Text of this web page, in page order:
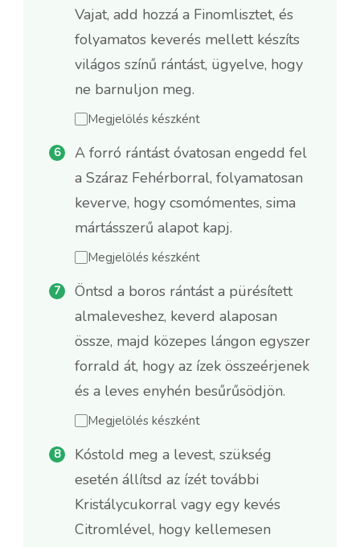
Vajat, add hozzá a Finomlisztet, és
folyamatos keverés mellett készíts
világos színű rántást, ügyelve, hogy
ne barnuljon meg.
Megjelölés készként
A forró rántást óvatosan engedd fel
a Száraz Fehérborral, folyamatosan
keverve, hogy csomómentes, sima
mártásszerű alapot kapj.
Megjelölés készként
Öntsd a boros rántást a pürésített
almaleveshez, keverd alaposan
össze, majd közepes lángon egyszer
forrald át, hogy az ízek összeérjenek
és a leves enyhén besűrűsödjön.
Megjelölés készként
Kóstold meg a levest, szükség
esetén állítsd az ízét további
Kristálycukorral vagy egy kevés
Citromlével, hogy kellemesen